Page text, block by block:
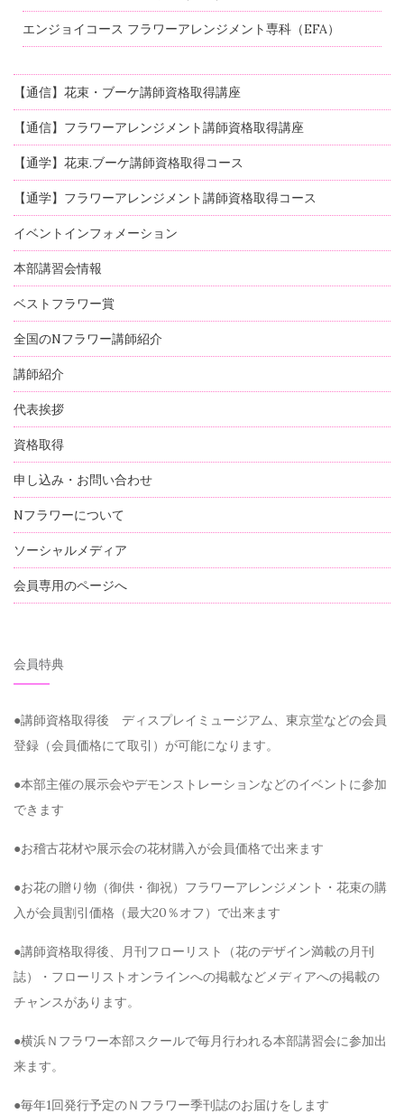
エンジョイコース フラワーアレンジメント専科（EFA）
【通信】花束・ブーケ講師資格取得講座
【通信】フラワーアレンジメント講師資格取得講座
【通学】花束.ブーケ講師資格取得コース
【通学】フラワーアレンジメント講師資格取得コース
イベントインフォメーション
本部講習会情報
ベストフラワー賞
全国のNフラワー講師紹介
講師紹介
代表挨拶
資格取得
申し込み・お問い合わせ
Nフラワーについて
ソーシャルメディア
会員専用のページへ
会員特典
●講師資格取得後 ディスプレイミュージアム、東京堂などの会員
登録（会員価格にて取引）が可能になります。
●本部主催の展示会やデモンストレーションなどのイベントに参加
できます
●お稽古花材や展示会の花材購入が会員価格で出来ます
●お花の贈り物（御供・御祝）フラワーアレンジメント・花束の購
入が会員割引価格（最大20％オフ）で出来ます
●講師資格取得後、月刊フローリスト（花のデザイン満載の月刊
誌）・フローリストオンラインへの掲載などメディアへの掲載の
チャンスがあります。
●横浜Ｎフラワー本部スクールで毎月行われる本部講習会に参加出
来ます。
●毎年1回発行予定のＮフラワー季刊誌のお届けをします